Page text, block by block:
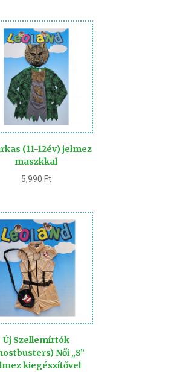
(11-12év) jelmez
maszkkal
5,990 Ft
Új Szellemírtók
Női „S”
kiegészítővel